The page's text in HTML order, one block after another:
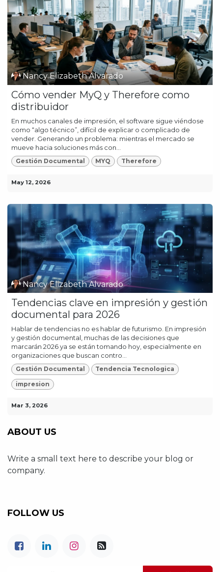
Nancy Elizabeth Alvarado
Cómo vender MyQ y Therefore como
distribuidor
En muchos canales de impresión, el software sigue viéndose
como “algo técnico”, difícil de explicar o complicado de
vender. Generando un problema: mientras el mercado se
mueve hacia soluciones más con...
Gestión Documental MYQ Therefore
May 12, 2026
Nancy Elizabeth Alvarado
Tendencias clave en impresión y gestión
documental para 2026
Hablar de tendencias no es hablar de futurismo. En impresión
y gestión documental, muchas de las decisiones que
marcarán 2026 ya se están tomando hoy, especialmente en
organizaciones que buscan contro...
Gestión Documental Tendencia Tecnologica
impresion
Mar 3, 2026
ABOUT US
Write a small text here to describe your blog or
company.
FOLLOW US